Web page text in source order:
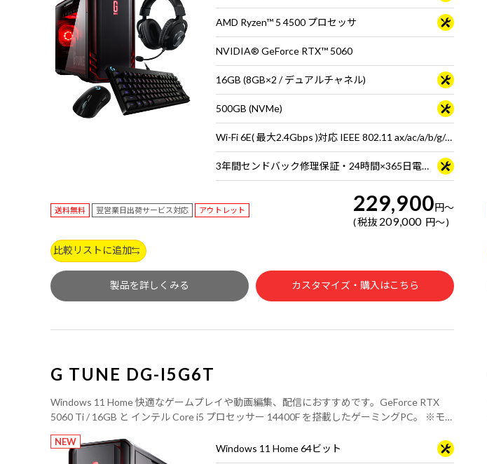
AMD Ryzen™ 5 4500 プロセッサ
NVIDIA® GeForce RTX™ 5060
16GB (8GB×2 / デュアルチャネル)
500GB (NVMe)
Wi-Fi 6E( 最大2.4Gbps )対応 IEEE 802.11 ax/ac/a/b/g/n準拠 ＋ Bluetooth 5内蔵
3年間センドバック修理保証・24時間×365日電話サポート
送料無料 翌営業日出荷サービス対応 アウトレット 229,900円～
税抜 209,000 円～
比較リストに追加
製品を詳しくみる カスタマイズ・購入はこちら
G TUNE DG-I5G6T
Windows 11 Home 快適なゲームプレイや動画編集、配信におすすめです。GeForce RTX
5060 Ti / 16GB と インテル Core i5 プロセッサー 14400F を搭載したゲーミングPC。 ※モ
NEW
Windows 11 Home 64ビット